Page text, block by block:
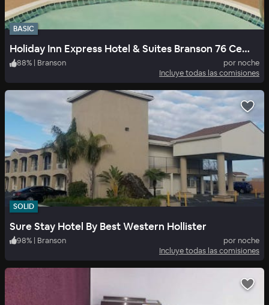
BASIC
Holiday Inn Express Hotel & Suites Branson 76 Central
88% | Branson
por noche
Incluye todas las comisiones
SOLID
Sure Stay Hotel By Best Western Hollister
98% | Branson
por noche
Incluye todas las comisiones